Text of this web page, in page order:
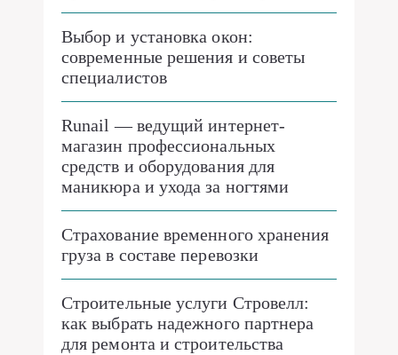
Выбор и установка окон:
современные решения и советы
специалистов
Runail — ведущий интернет-
магазин профессиональных
средств и оборудования для
маникюра и ухода за ногтями
Страхование временного хранения
груза в составе перевозки
Строительные услуги Стровелл:
как выбрать надежного партнера
для ремонта и строительства